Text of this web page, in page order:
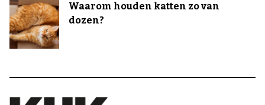
Waarom houden katten zo van
dozen?